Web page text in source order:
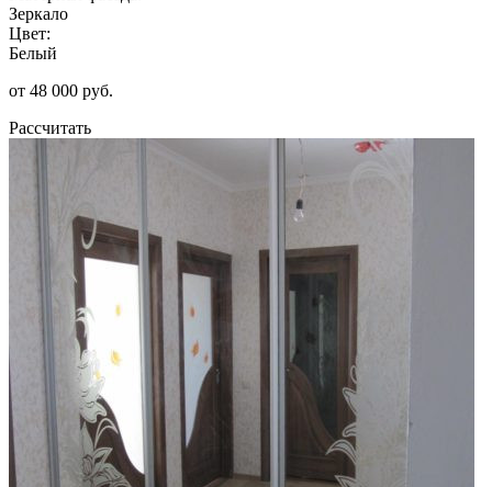
Зеркало
Цвет:
Белый
от 48 000 руб.
Рассчитать